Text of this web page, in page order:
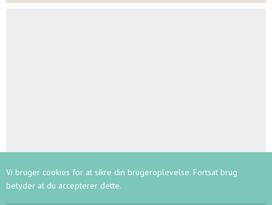
KØBENHAVNSMESTERSKABET I SKOLESKAK FOR HOLD
Vi bruger cookies for at sikre din brugeroplevelse. Fortsat brug
betyder at du accepterer dette.